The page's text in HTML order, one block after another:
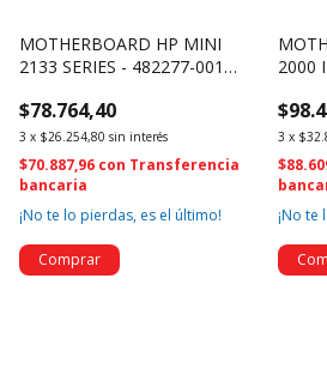
MOTHERBOARD HP MINI
2133 SERIES - 482277-001
$78.764,40
3 x $26.254,80 sin interés
$70.887,96 con Transferencia
bancaria
¡No te lo pierdas, es el último!
2000
3 x
¡No te